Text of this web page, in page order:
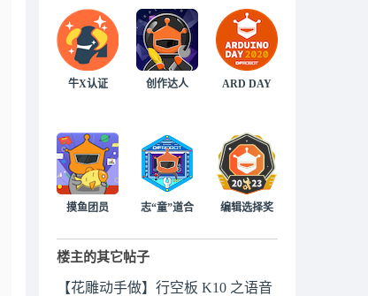
牛X认证 创作达人 ARD DAY
摸鱼团员 志“童”道合 编辑选择奖
楼主的其它帖子
【花雕动手做】行空板 K10 之语音